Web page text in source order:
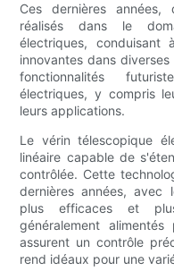
Ces dernières
réalisés dans le
électriques, conduisant
innovantes dans
fonctionnalités
électriques, y compris
leurs applications.
Le vérin télescopique
linéaire capable de
contrôlée. Cette
dernières années, avec
plus efficaces et
généralement
assurent un contrôle
rend idéaux pour une